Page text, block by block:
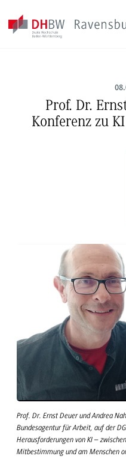
Prof. Dr.
Konferenz zu
Prof. Dr. Ernst Deuer und Andrea
Bundesagentur für Arbeit, auf der
Herausforderungen von KI –
Mitbestimmung und am Menschen